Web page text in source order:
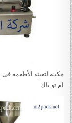
ام تو باك